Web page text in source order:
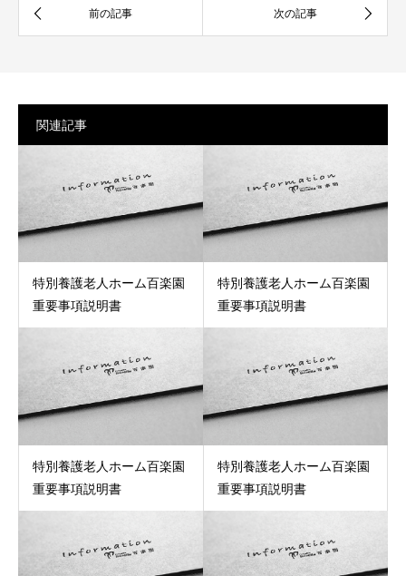
関連記事
特別養護老人ホーム百楽園
重要事項説明書
特別養護老人ホーム百楽園
重要事項説明書
特別養護老人ホーム百楽園
重要事項説明書
特別養護老人ホーム百楽園
重要事項説明書